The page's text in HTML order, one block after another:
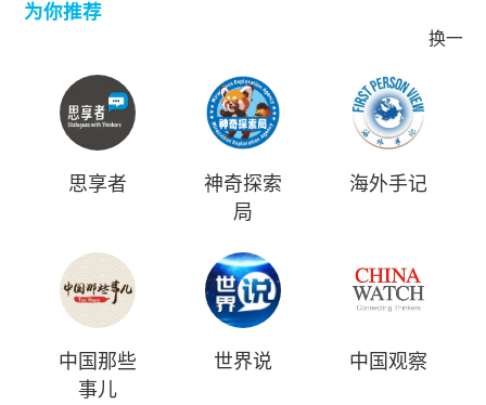
为你推荐
换一批
思享者
神奇探索
局
海外手记
中国那些
事儿
世界说 中国观察